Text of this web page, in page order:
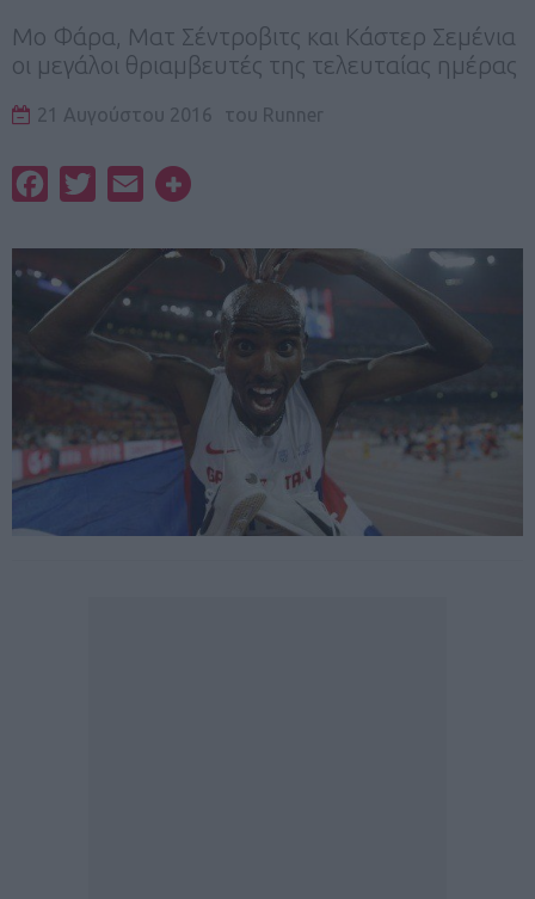
Μο Φάρα, Ματ Σέντροβιτς και Κάστερ Σεμένια
οι μεγάλοι θριαμβευτές της τελευταίας ημέρας
21 Αυγούστου 2016 του Runner
FacebookTwitterEmail